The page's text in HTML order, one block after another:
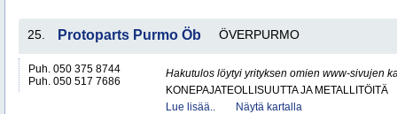
25. Protoparts Purmo Öb ÖVERPURMO
Puh. 050 375 8744
Puh. 050 517 7686
Hakutulos löytyi yrityksen omien www-sivujen
KONEPAJATEOLLISUUTTA JA METALLITÖITÄ
Lue lisää..
Näytä kartalla